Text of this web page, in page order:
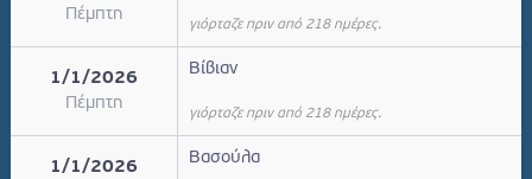
Πέμπτη
γιόρταζε πριν από 218 ημέρες.
1/1/2026
Πέμπτη
Βίβιαν
γιόρταζε πριν από 218 ημέρες.
1/1/2026
Βασούλα